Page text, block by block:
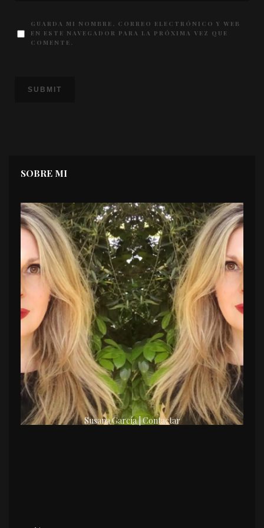
GUARDA MI NOMBRE, CORREO ELECTRÓNICO Y WEB
EN ESTE NAVEGADOR PARA LA PRÓXIMA VEZ QUE
COMENTE.
SOBRE MI
Susana García | Contactar